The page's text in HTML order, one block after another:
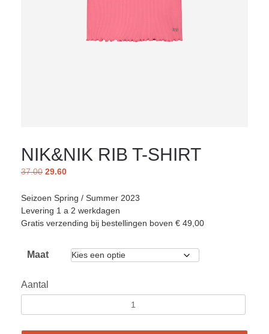
NIK&NIK RIB T-SHIRT
37.00 29.60
Seizoen Spring / Summer 2023
Levering 1 a 2 werkdagen
Gratis verzending bij bestellingen boven € 49,00
Maat
Aantal